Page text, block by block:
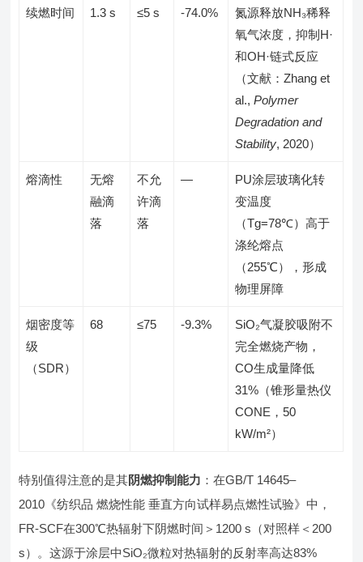
续燃时间 1.3 s ≤5 s -74.0%
氮源释放NH₃稀释
氧气浓度，抑制H·
和OH·链式反应
（文献：Zhang et
al.,Polymer
Degradation and
Stability, 2020）
熔滴性
无熔
融滴
落
不允
许滴
落
—
PU涂层玻璃化转
变温度
（Tg=78℃）高于
涤纶熔点
（255℃），形成
物理屏障
烟密度等
级
（SDR）
68 ≤75 -9.3%
SiO₂气凝胶吸附不
完全燃烧产物，
CO生成量降低
31%（锥形量热仪
CONE，50
kW/m²）
特别值得注意的是其阴燃抑制能力 ：在GB/T 14645–
2010《纺织品 燃烧性能 垂直方向试样易点燃性试验》中，
FR-SCF在300℃热辐射下阴燃时间＞1200 s（对照样＜200
s）。这源于涂层中SiO₂微粒对热辐射的反射率高达83%